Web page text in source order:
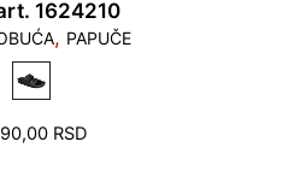
1624210
, PAPUČE
RSD